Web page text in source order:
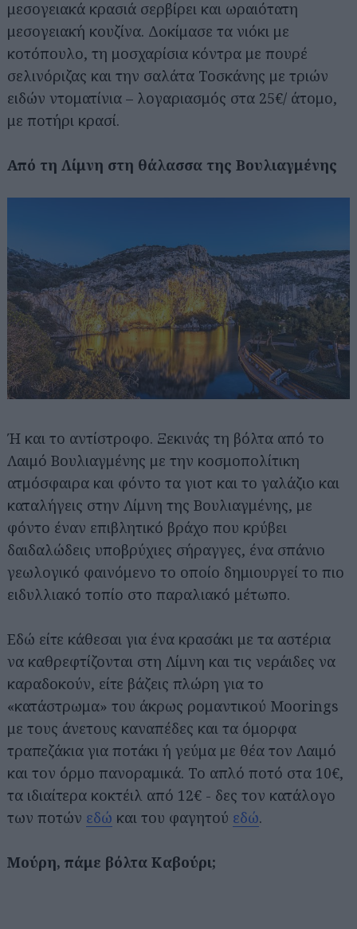
μεσογειακά κρασιά σερβίρει και ωραιότατη
μεσογειακή κουζίνα. Δοκίμασε τα νιόκι με
κοτόπουλο, τη μοσχαρίσια κόντρα με πουρέ
σελινόριζας και την σαλάτα Τοσκάνης με τριών
ειδών ντοματίνια – λογαριασμός στα 25€/ άτομο,
με ποτήρι κρασί.
Από τη Λίμνη στη θάλασσα της Βουλιαγμένης
Ή και το αντίστροφο. Ξεκινάς τη βόλτα από το
Λαιμό Βουλιαγμένης με την κοσμοπολίτικη
ατμόσφαιρα και φόντο τα γιοτ και το γαλάζιο και
καταλήγεις στην Λίμνη της Βουλιαγμένης, με
φόντο έναν επιβλητικό βράχο που κρύβει
δαιδαλώδεις υποβρύχιες σήραγγες, ένα σπάνιο
γεωλογικό φαινόμενο το οποίο δημιουργεί το πιο
ειδυλλιακό τοπίο στο παραλιακό μέτωπο.
Εδώ είτε κάθεσαι για ένα κρασάκι με τα αστέρια
να καθρεφτίζονται στη Λίμνη και τις νεράιδες να
καραδοκούν, είτε βάζεις πλώρη για το
«κατάστρωμα» του άκρως ρομαντικού Moorings
με τους άνετους καναπέδες και τα όμορφα
τραπεζάκια για ποτάκι ή γεύμα με θέα τον Λαιμό
και τον όρμο πανοραμικά. Το απλό ποτό στα 10€,
τα ιδιαίτερα κοκτέιλ από 12€ - δες τον κατάλογο
των ποτών εδώ και του φαγητού εδώ.
Μούρη, πάμε βόλτα Καβούρι;